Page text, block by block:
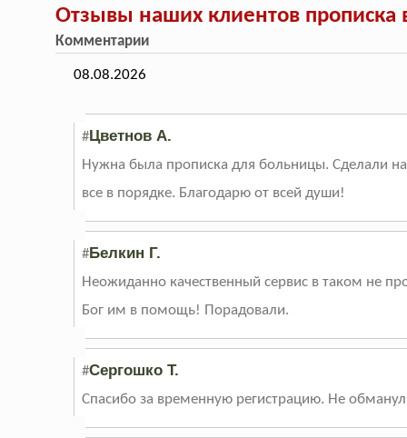
Отзывы наших клиентов
Комментарии
08.08.2026
#Цветнов А.
Нужна была прописка для больницы. Сделали
все в порядке. Благодарю от всей души!
#Белкин Г.
Неожиданно качественный сервис в таком не
Бог им в помощь! Порадовали.
#Сергошко Т.
Спасибо за временную регистрацию. Не